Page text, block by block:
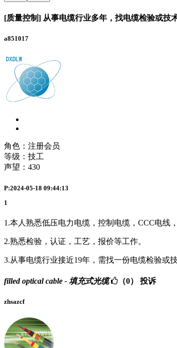
[质量控制] 从事电缆行业多年，找电缆检验或技
a851017
角色：注册会员
等级：技工
声望： 430
P:2024-05-18 09:44:13
1
1.本人熟悉低压电力电缆，控制电缆，CCC电线
2.熟悉检验，认证，工艺，报价等工作。
3.从事电缆行业接近19年，需找一份电缆检验或
filled optical cable - 填充式光缆 （0） 投诉
zhsazcf